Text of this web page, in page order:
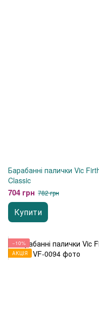
Барабанні палички Vic
Classic
704 грн 782 грн
Купити
−10%
АКЦІЯ